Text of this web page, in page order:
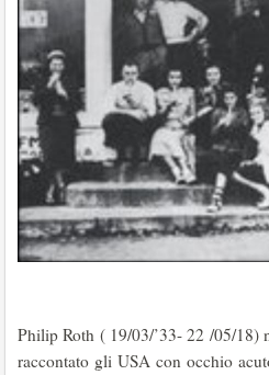
Philip Roth ( 19/03/’33- 22 /05/
raccontato gli USA con occhio